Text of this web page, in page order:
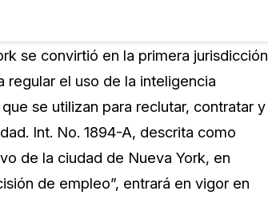
¿QUIÉN
CASEGUARD?
Transportación
PreciosRecursos
se convirtió en la primera jurisdicción
regular el uso de la inteligencia
se utilizan para reclutar, contratar y
Int. No. 1894-A, descrita como
de la ciudad de Nueva York, en
de empleo”, entrará en vigor en